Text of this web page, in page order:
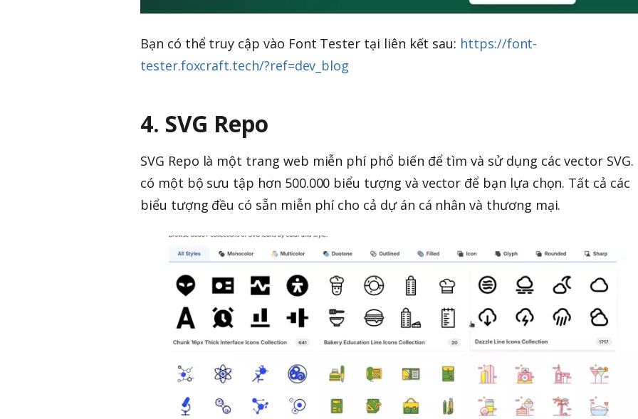
Bạn có thể truy cập vào Font Tester tại liên kết sau: https://font-
tester.foxcraft.tech/?ref=dev_blog
4. SVG Repo
SVG Repo là một trang web miễn phí phổ biến để tìm và sử dụng các vector SVG.
có một bộ sưu tập hơn 500.000 biểu tượng và vector để bạn lựa chọn. Tất cả các
biểu tượng đều có sẵn miễn phí cho cả dự án cá nhân và thương mại.